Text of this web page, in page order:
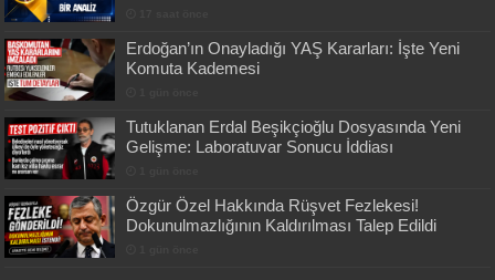
Erdoğan’ın Onayladığı YAŞ Kararları: İşte Yeni
Komuta Kademesi
Tutuklanan Erdal Beşikçioğlu Dosyasında Yeni
Gelişme: Laboratuvar Sonucu İddiası
Özgür Özel Hakkında Rüşvet Fezlekesi!
Dokunulmazlığının Kaldırılması Talep Edildi